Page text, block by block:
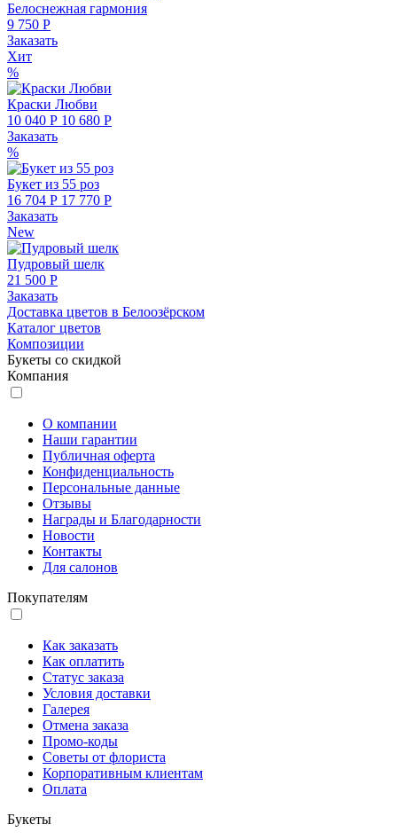
Белоснежная гармония
9 750 Р
Заказать
Хит
%
Краски Любви
10 040 Р 10 680 Р
Заказать
%
Букет из 55 роз
16 704 Р 17 770 Р
Заказать
New
Пудровый шелк
21 500 Р
Заказать
Доставка цветов в Белоозёрском
Каталог цветов
Композиции
Букеты со скидкой
Компания
О компании
Наши гарантии
Публичная оферта
Конфиденциальность
Персональные данные
Отзывы
Награды и Благодарности
Новости
Контакты
Для салонов
Покупателям
Как заказать
Как оплатить
Статус заказа
Условия доставки
Галерея
Отмена заказа
Промо-коды
Советы от флориста
Корпоративным клиентам
Оплата
Букеты